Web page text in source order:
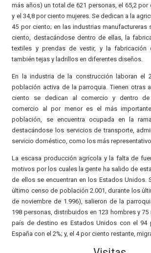
más años) un total de 621 personas, el 65,2
y el 34,8 por ciento mujeres. Se dedican a la
45 por ciento; en las industrias manufactureras
ciento, destacándose dentro de ellas, la
textiles y prendas de vestir, y la fabricación
también tejas y ladrillos en diferentes diseños.
En la industria de la construcción laboran el
población activa de la parroquia. Tienen otras
ciento se dedican al comercio y dentro de
comercio al por menor es el más
población, se encuentra ocupada en la
destacándose los servicios de transporte,
servicio doméstico, como los más
La escasa producción agrícola y la falta de
motivos por los cuales la gente ha salido de
de ellos se encuentran en los Estados Unidos.
último censo de población 2.001, durante los
de noviembre de 1.996), salieron de la
198 personas, distribuidos en 123 hombres y 75
país de destino es Estados Unidos con el 94
España con el 2%; y, el 4 por ciento restante,